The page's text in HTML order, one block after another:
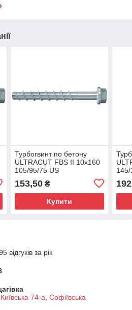
Турбогвинт по бетону
ULTRACUT FBS II 10x160
105/95/75 US
153,50₴
Купити
192
відгуків за рік
74-a, Софіївська